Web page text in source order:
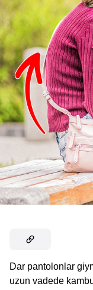
Dar pantolonlar
uzun vadede